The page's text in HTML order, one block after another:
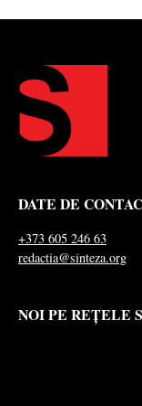
DATE DE
+373 605 246 63
redactia@sinteza.org
NOI PE REȚELE